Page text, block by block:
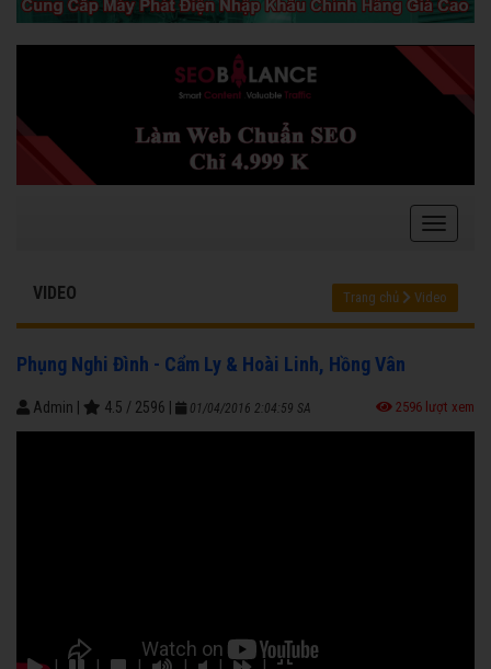
VIDEO Trang chủ Video
Phụng Nghi Đình - Cẩm Ly & Hoài Linh, Hồng Vân
Admin 4.5 / 2596 01/04/2016 2:04:59 SA 2596 lượt xem